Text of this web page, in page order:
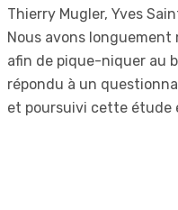
Thierry Mugler, Yves
Nous avons longuement
afin de pique-niquer au
répondu à un
et poursuivi cette étude